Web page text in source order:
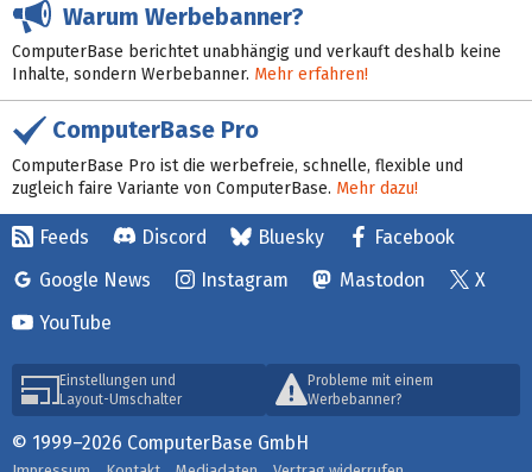
Warum Werbebanner?
ComputerBase berichtet unabhängig und verkauft deshalb keine
Inhalte, sondern Werbebanner. Mehr erfahren!
ComputerBase Pro
ComputerBase Pro ist die werbefreie, schnelle, flexible und
zugleich faire Variante von ComputerBase. Mehr dazu!
Feeds Discord Bluesky
Facebook
Google News
Instagram Mastodon
X
YouTube
Einstellungen und
Layout-Umschalter
Probleme mit einem
Werbebanner?
© 1999–2026 ComputerBase GmbH